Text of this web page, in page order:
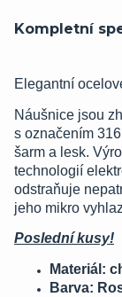
Kompletní
Elegantní
Náušnice jsou
s označením
šarm a lesk.
technologií
odstraňuje
jeho mikro
Poslední kusy!
Materiál:
Barva: